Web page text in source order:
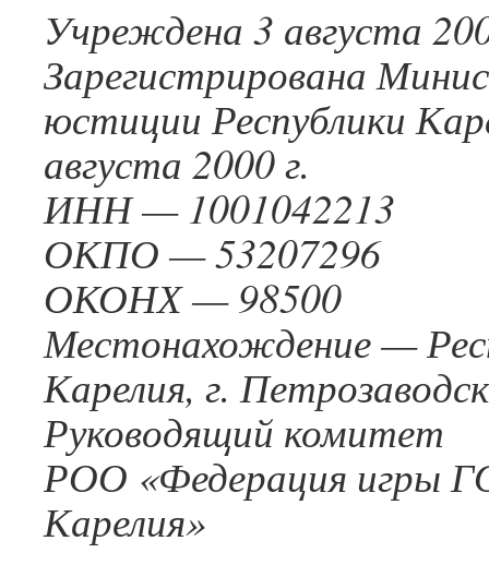
Учреждена 3 августа
Зарегистрирована
юстиции Республики
августа 2000 г.
ИНН — 1001042213
ОКПО — 53207296
ОКОНХ — 98500
Местонахождение —
Карелия, г.
Руководящий комитет
РОО «Федерация игры
Карелия»